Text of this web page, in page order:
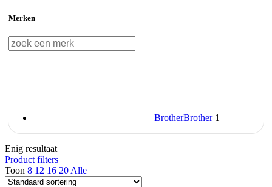
Merken
BrotherBrother 1
Enig resultaat
Product filters
Toon 8 12 16 20 Alle